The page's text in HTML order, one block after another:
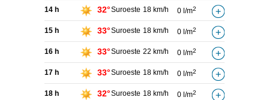
14 h 32°Suroeste 18 km/h 0 l/m2
15 h 33°Suroeste 18 km/h 0 l/m2
16 h 33°Suroeste 22 km/h 0 l/m2
17 h 33°Suroeste 18 km/h 0 l/m2
18 h 32°Suroeste 18 km/h 0 l/m2